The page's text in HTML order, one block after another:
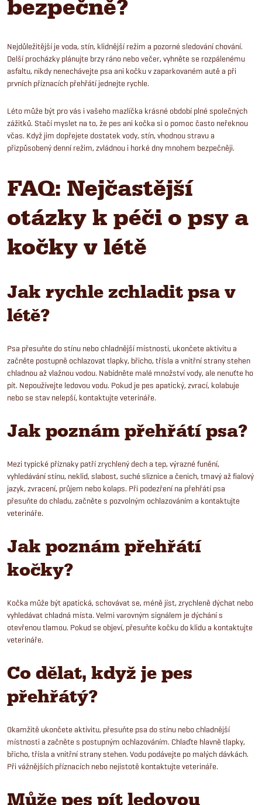
bezpečně?
Nejdůležitější je voda, stín, klidnější režim a pozorné sledování chování.
Delší procházky plánujte brzy ráno nebo večer, vyhněte se rozpálenému
asfaltu, nikdy nenechávejte psa ani kočku v zaparkovaném autě a při
prvních příznacích přehřátí jednejte rychle.
Léto může být pro vás i vašeho mazlíčka krásné období plné společných
zážitků. Stačí myslet na to, že pes ani kočka si o pomoc často neřeknou
včas. Když jim dopřejete dostatek vody, stín, vhodnou stravu a
přizpůsobený denní režim, zvládnou i horké dny mnohem bezpečněji.
FAQ: Nejčastější
otázky k péči o psy a
kočky v létě
Jak rychle zchladit psa v
létě?
Psa přesuňte do stínu nebo chladnější místnosti, ukončete aktivitu a
začněte postupně ochlazovat tlapky, břicho, třísla a vnitřní strany stehen
chladnou až vlažnou vodou. Nabídněte malé množství vody, ale nenuťte ho
pít. Nepoužívejte ledovou vodu. Pokud je pes apatický, zvrací, kolabuje
nebo se stav nelepší, kontaktujte veterináře.
Jak poznám přehřátí psa?
Mezi typické příznaky patří zrychlený dech a tep, výrazné funění,
vyhledávání stínu, neklid, slabost, suché sliznice a čenich, tmavý až fialový
jazyk, zvracení, průjem nebo kolaps. Při podezření na přehřátí psa
přesuňte do chladu, začněte s pozvolným ochlazováním a kontaktujte
veterináře.
Jak poznám přehřátí
kočky?
Kočka může být apatická, schovávat se, méně jíst, zrychleně dýchat nebo
vyhledávat chladná místa. Velmi varovným signálem je dýchání s
otevřenou tlamou. Pokud se objeví, přesuňte kočku do klidu a kontaktujte
veterináře.
Co dělat, když je pes
přehřátý?
Okamžitě ukončete aktivitu, přesuňte psa do stínu nebo chladnější
místnosti a začněte s postupným ochlazováním. Chlaďte hlavně tlapky,
břicho, třísla a vnitřní strany stehen. Vodu podávejte po malých dávkách.
Při vážnějších příznacích nebo nejistotě kontaktujte veterináře.
Může pes pít ledovou